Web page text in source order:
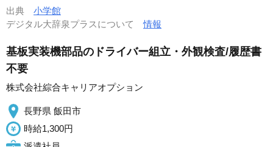
出典 小学館
デジタル大辞泉プラスについて情報
基板実装機部品のドライバー組立・外観検査/履歴書
不要
株式会社綜合キャリアオプション
長野県 飯田市
時給1,300円